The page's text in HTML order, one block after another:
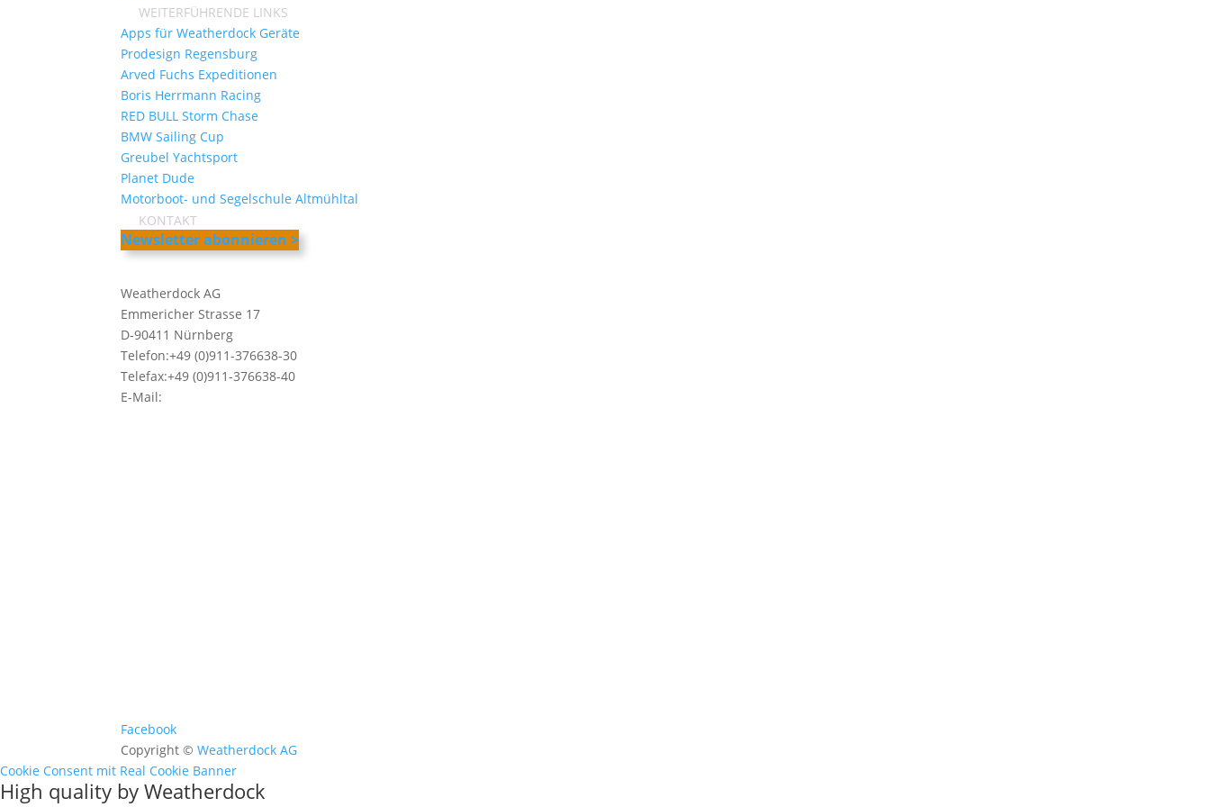
WEITERFÜHRENDE LINKS
Apps für Weatherdock Geräte
Prodesign Regensburg
Arved Fuchs Expeditionen
Boris Herrmann Racing
RED BULL Storm Chase
BMW Sailing Cup
Greubel Yachtsport
Planet Dude
Motorboot- und Segelschule Altmühltal
KONTAKT
Newsletter abonnieren >
Weatherdock AG
Emmericher Strasse 17
D-90411 Nürnberg
Telefon:+49 (0)911-376638-30
Telefax:+49 (0)911-376638-40
E-Mail:
Facebook
Copyright ©Weatherdock AG
Cookie Consent mit Real Cookie Banner
High quality by Weatherdock